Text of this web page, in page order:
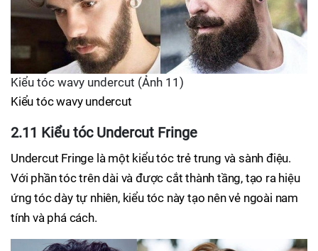
Kiểu tóc wavy undercut (Ảnh 11)
Kiểu tóc wavy undercut
2.11 Kiểu tóc Undercut Fringe
Undercut Fringe là một kiểu tóc trẻ trung và sành điệu.
Với phần tóc trên dài và được cắt thành tầng, tạo ra hiệu
ứng tóc dày tự nhiên, kiểu tóc này tạo nên vẻ ngoài nam
tính và phá cách.